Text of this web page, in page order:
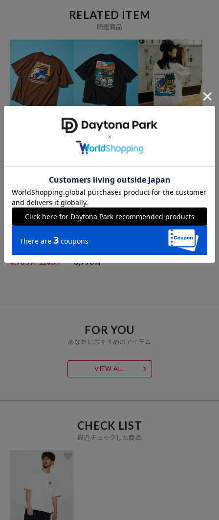
「家族」「仲間」「自然」が触れあうことで生まれる心のつながりを
大切にするというビジョンを掲げ、子供への自然体験の機会、災害支
援や防災サポート、環境に対する取り組みにも力を注いでいます。
RELATED ITEM
関連商品
Coleman×matsui×FRE
Coleman
Coleman×matsui×FRE
AK'S STORE 別注 バック
プリント クルーネックT
シャツ/Camping Joy
4,196円 30%OFF
Coleman
Coleman×matsui×FRE
シャツ/Lake Side
4,735
Coleman×matsui×FRE
プリント クルーネックT
シャツ/Rocky Camping
4,735円 21%OFF
Coleman 別注 WALKER 1
6,996円
2-Pack Reversible Tee
6,600円
FOR YOU
あなたにおすすめのアイテム
VIEW ALL
CHECK LIST
最近チェックした商品